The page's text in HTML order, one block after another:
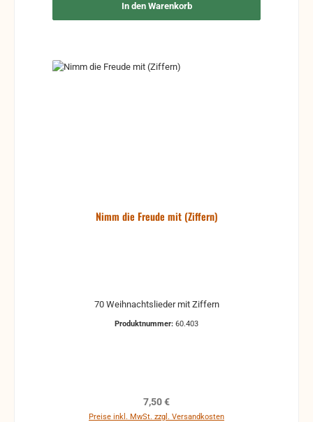
In den Warenkorb
Nimm die Freude mit (Ziffern)
70 Weihnachtslieder mit Ziffern
Produktnummer: 60.403
Regulärer Preis:
7,50 €
Preise inkl. MwSt. zzgl. Versandkosten